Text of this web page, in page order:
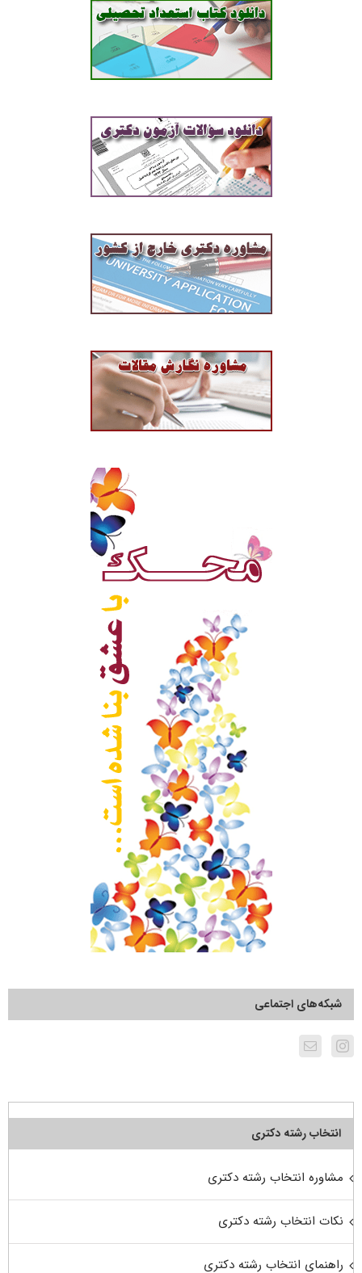
شبکه‌های اجتماعی
انتخاب رشته دکتری
مشاوره انتخاب رشته دکتری
نکات انتخاب رشته دکتری
راهنمای انتخاب رشته دکتری